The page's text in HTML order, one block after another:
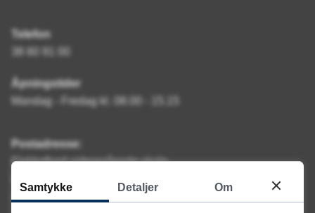
Telefon
Åpningstider
Mandag - Fredag kl. 08.00 - 15.15
Postadresse:
Flekkefjord videregående skole
4809 Arendal
Samtykke Detaljer Om